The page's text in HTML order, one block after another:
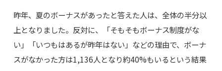
昨年、夏のボーナスがあったと答えた人は、全体の半分以
上となりました。反対に、「そもそもボーナス制度がな
い」「いつもはあるが昨年はない」などの理由で、ボーナ
スがなかった方は1,136人となり約40%もいるという結果